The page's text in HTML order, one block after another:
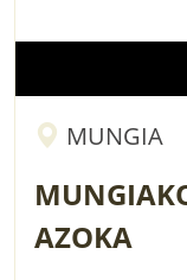
MUNGIA
AZOKA